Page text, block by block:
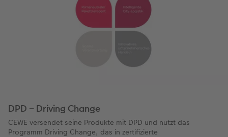
DPD – Driving Change
CEWE versendet seine Produkte mit DPD und nutzt das
Programm Driving Change, das in zertifizierte